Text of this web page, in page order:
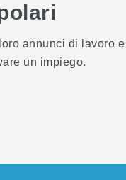
annunci di lavoro e
un impiego.